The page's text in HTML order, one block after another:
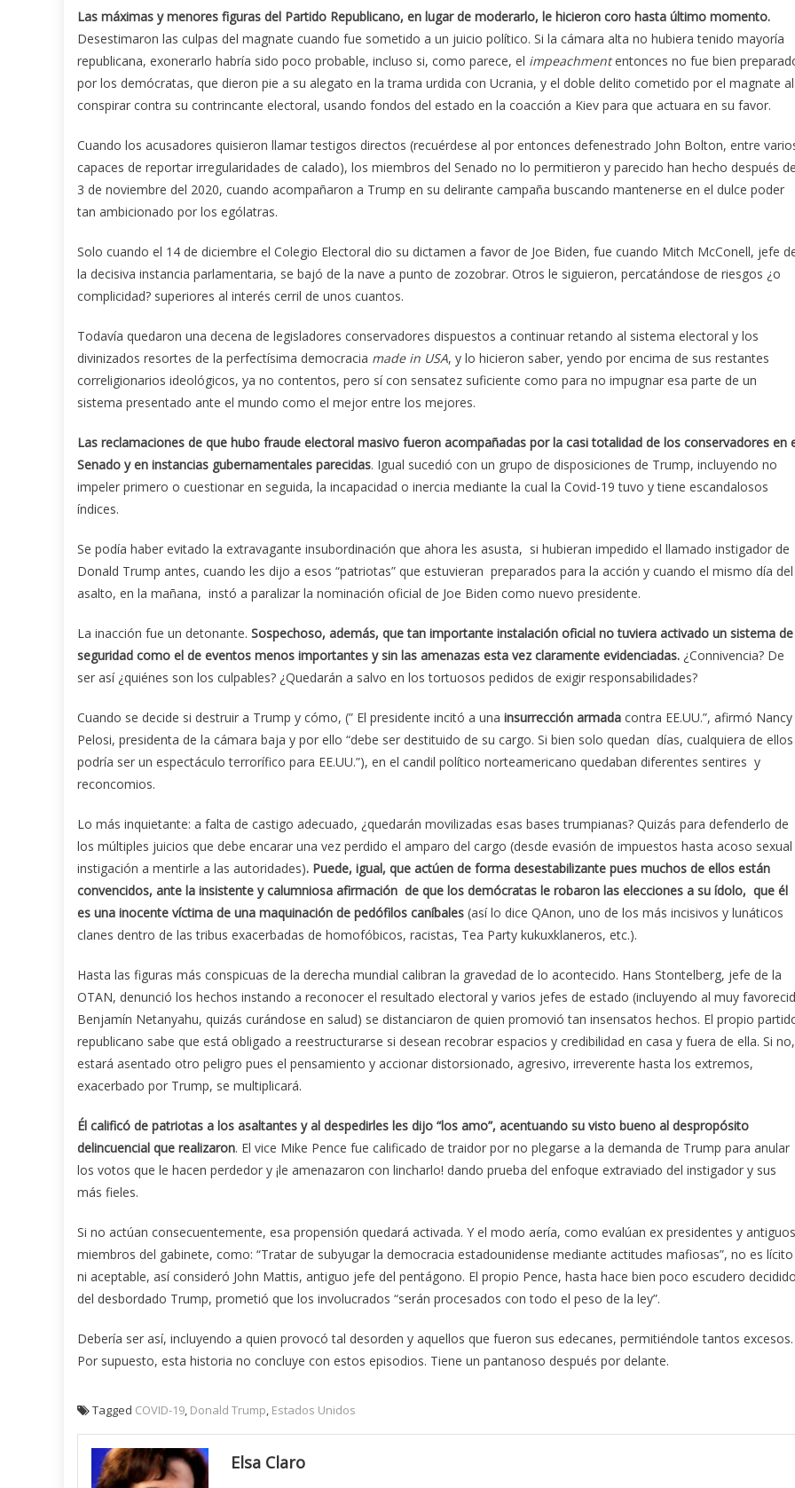
Las máximas y menores figuras del Partido Republicano, en lugar de moderarlo, le hicieron coro hasta último momento.
Desestimaron las culpas del magnate cuando fue sometido a un juicio político. Si la cámara alta no hubiera tenido mayoría
republicana, exonerarlo habría sido poco probable, incluso si, como parece, el impeachmententonces no fue bien
por los demócratas, que dieron pie a su alegato en la trama urdida con Ucrania, y el doble delito cometido por el magnate al
conspirar contra su contrincante electoral, usando fondos del estado en la coacción a Kiev para que actuara en su favor.
Cuando los acusadores quisieron llamar testigos directos (recuérdese al por entonces defenestrado John Bolton, entre
capaces de reportar irregularidades de calado), los miembros del Senado no lo permitieron y parecido han hecho después
3 de noviembre del 2020, cuando acompañaron a Trump en su delirante campaña buscando mantenerse en el dulce poder
tan ambicionado por los ególatras.
Solo cuando el 14 de diciembre el Colegio Electoral dio su dictamen a favor de Joe Biden, fue cuando Mitch McConell, jefe
la decisiva instancia parlamentaria, se bajó de la nave a punto de zozobrar. Otros le siguieron, percatándose de riesgos ¿o
complicidad? superiores al interés cerril de unos cuantos.
Todavía quedaron una decena de legisladores conservadores dispuestos a continuar retando al sistema electoral y los
divinizados resortes de la perfectísima democracia made in USA, y lo hicieron saber, yendo por encima de sus restantes
correligionarios ideológicos, ya no contentos, pero sí con sensatez suficiente como para no impugnar esa parte de un
sistema presentado ante el mundo como el mejor entre los mejores.
Las reclamaciones de que hubo fraude electoral masivo fueron acompañadas por la casi totalidad de los conservadores en
Senado y en instancias gubernamentales parecidas. Igual sucedió con un grupo de disposiciones de Trump, incluyendo no
impeler primero o cuestionar en seguida, la incapacidad o inercia mediante la cual la Covid-19 tuvo y tiene escandalosos
índices.
Se podía haber evitado la extravagante insubordinación que ahora les asusta, si hubieran impedido el llamado instigador de
Donald Trump antes, cuando les dijo a esos “patriotas” que estuvieran preparados para la acción y cuando el mismo día del
asalto, en la mañana, instó a paralizar la nominación oficial de Joe Biden como nuevo presidente.
La inacción fue un detonante. Sospechoso, además, que tan importante instalación oficial no tuviera activado un sistema de
seguridad como el de eventos menos importantes y sin las amenazas esta vez claramente evidenciadas. ¿Connivencia? De
ser así ¿quiénes son los culpables? ¿Quedarán a salvo en los tortuosos pedidos de exigir responsabilidades?
Cuando se decide si destruir a Trump y cómo, (” El presidente incitó a una insurrección armada contra EE.UU.”, afirmó Nancy
Pelosi, presidenta de la cámara baja y por ello “debe ser destituido de su cargo. Si bien solo quedan días, cualquiera de ellos
podría ser un espectáculo terrorífico para EE.UU.”), en el candil político norteamericano quedaban diferentes sentires y
reconcomios.
Lo más inquietante: a falta de castigo adecuado, ¿quedarán movilizadas esas bases trumpianas? Quizás para defenderlo de
los múltiples juicios que debe encarar una vez perdido el amparo del cargo (desde evasión de impuestos hasta acoso sexual
instigación a mentirle a las autoridades). Puede, igual, que actúen de forma desestabilizante pues muchos de ellos están
convencidos, ante la insistente y calumniosa afirmación de que los demócratas le robaron las elecciones a su ídolo, que él
es una inocente víctima de una maquinación de pedófilos caníbales (así lo dice QAnon, uno de los más incisivos y lunáticos
clanes dentro de las tribus exacerbadas de homofóbicos, racistas, Tea Party kukuxklaneros, etc.).
Hasta las figuras más conspicuas de la derecha mundial calibran la gravedad de lo acontecido. Hans Stontelberg, jefe de la
OTAN, denunció los hechos instando a reconocer el resultado electoral y varios jefes de estado (incluyendo al muy
Benjamín Netanyahu, quizás curándose en salud) se distanciaron de quien promovió tan insensatos hechos. El propio
republicano sabe que está obligado a reestructurarse si desean recobrar espacios y credibilidad en casa y fuera de ella. Si no,
estará asentado otro peligro pues el pensamiento y accionar distorsionado, agresivo, irreverente hasta los extremos,
exacerbado por Trump, se multiplicará.
Él calificó de patriotas a los asaltantes y al despedirles les dijo “los amo”, acentuando su visto bueno al despropósito
delincuencial que realizaron. El vice Mike Pence fue calificado de traidor por no plegarse a la demanda de Trump para anular
los votos que le hacen perdedor y ¡le amenazaron con lincharlo! dando prueba del enfoque extraviado del instigador y sus
más fieles.
Si no actúan consecuentemente, esa propensión quedará activada. Y el modo aería, como evalúan ex presidentes y antiguos
miembros del gabinete, como: “Tratar de subyugar la democracia estadounidense mediante actitudes mafiosas”, no es lícito
ni aceptable, así consideró John Mattis, antiguo jefe del pentágono. El propio Pence, hasta hace bien poco escudero
del desbordado Trump, prometió que los involucrados “serán procesados con todo el peso de la ley”.
Debería ser así, incluyendo a quien provocó tal desorden y aquellos que fueron sus edecanes, permitiéndole tantos excesos.
Por supuesto, esta historia no concluye con estos episodios. Tiene un pantanoso después por delante.
Tagged COVID-19, Donald Trump, Estados Unidos
Elsa Claro